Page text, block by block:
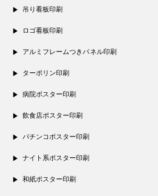
吊り看板印刷
ロゴ看板印刷
アルミフレームつきパネル印刷
ターポリン印刷
病院ポスター印刷
飲食店ポスター印刷
パチンコポスター印刷
ナイト系ポスター印刷
和紙ポスター印刷